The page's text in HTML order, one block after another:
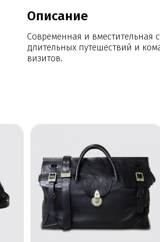
Описание
Современная и вместительная
длительных путешествий и
визитов.